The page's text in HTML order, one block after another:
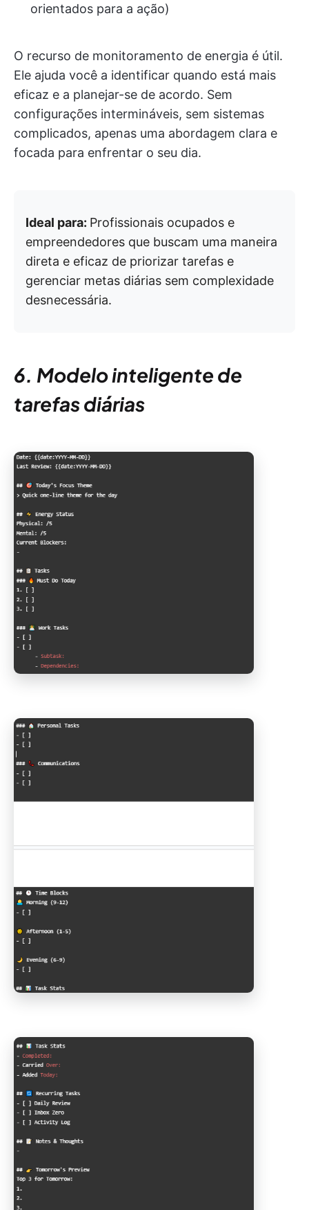
orientados para a ação)
O recurso de monitoramento de energia é útil.
Ele ajuda você a identificar quando está mais
eficaz e a planejar-se de acordo. Sem
configurações intermináveis, sem sistemas
complicados, apenas uma abordagem clara e
focada para enfrentar o seu dia.
Ideal para: Profissionais ocupados e
empreendedores que buscam uma maneira
direta e eficaz de priorizar tarefas e
gerenciar metas diárias sem complexidade
desnecessária.
6. Modelo inteligente de
tarefas diárias